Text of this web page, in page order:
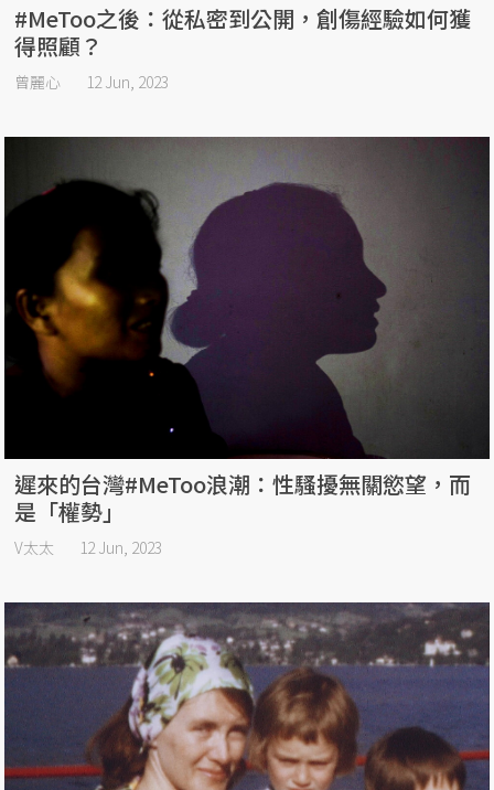
#MeToo之後：從私密到公開，創傷經驗如何獲
得照顧？
曾麗心 12 Jun, 2023
遲來的台灣#MeToo浪潮：性騷擾無關慾望，而
是「權勢」
V太太 12 Jun, 2023